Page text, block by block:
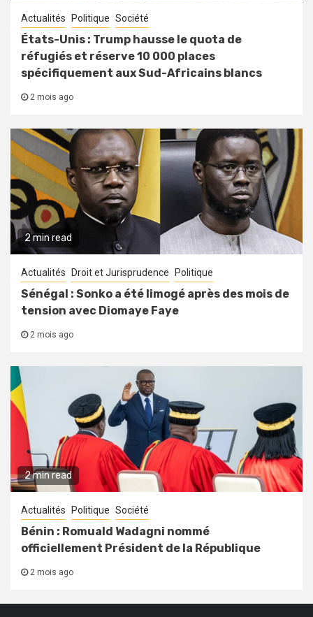
Actualités Politique Société
États-Unis : Trump hausse le quota de
réfugiés et réserve 10 000 places
spécifiquement aux Sud-Africains blancs
2 mois ago
2 min read
Actualités Droit et Jurisprudence Politique
Sénégal : Sonko a été limogé après des mois de
tension avec Diomaye Faye
2 mois ago
2 min read
Actualités Politique Société
Bénin : Romuald Wadagni nommé
officiellement Président de la République
2 mois ago